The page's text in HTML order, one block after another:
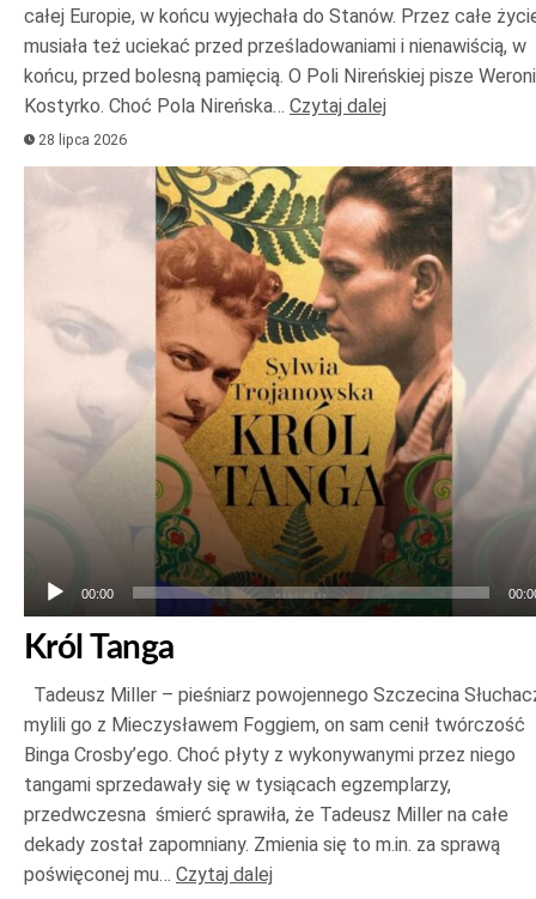
całej Europie, w końcu wyjechała do Stanów. Przez całe
musiała też uciekać przed prześladowaniami i nienawiścią, w
końcu, przed bolesną pamięcią. O Poli Nireńskiej pisze
Kostyrko. Choć Pola Nireńska… Czytaj dalej
28 lipca 2026
plików
00:00
Król Tanga
Tadeusz Miller – pieśniarz powojennego Szczecina
mylili go z Mieczysławem Foggiem, on sam cenił twórczość
Binga Crosby’ego. Choć płyty z wykonywanymi przez niego
tangami sprzedawały się w tysiącach egzemplarzy,
przedwczesna śmierć sprawiła, że Tadeusz Miller na całe
dekady został zapomniany. Zmienia się to m.in. za sprawą
poświęconej mu… Czytaj dalej